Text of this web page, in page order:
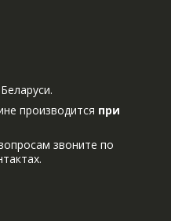
производится при
звоните по